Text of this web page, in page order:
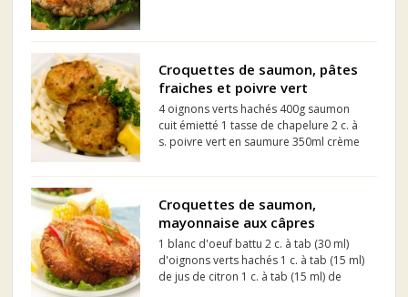
tasse (125 ml) Chapelure de grain entier
Croquettes de saumon, pâtes
fraiches et poivre vert
4 oignons verts hachés 400g saumon
cuit émietté 1 tasse de chapelure 2 c. à
s. poivre vert en saumure 350ml crème
400g pâtes fraiches cuites
Croquettes de saumon,
mayonnaise aux câpres
1 blanc d'oeuf battu 2 c. à tab (30 ml)
d'oignons verts hachés 1 c. à tab (15 ml)
de jus de citron 1 c. à tab (15 ml) de